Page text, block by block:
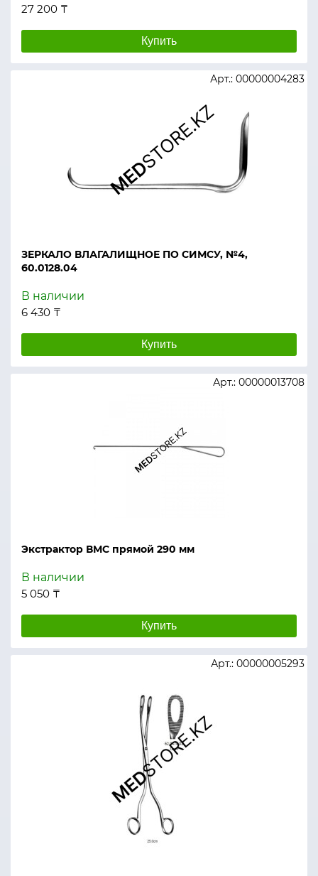
27 200 ₸
Купить
ЗЕРКАЛО ВЛАГАЛИЩНОЕ ПО СИМСУ, №4,
60.0128.04
Арт.: 00000004283
В наличии
6 430 ₸
Купить
Экстрактор ВМС прямой 290 мм
Арт.: 00000013708
В наличии
5 050 ₸
Купить
Арт.: 00000005293